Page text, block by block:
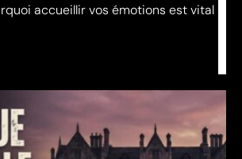
accueillir vos émotions est vital